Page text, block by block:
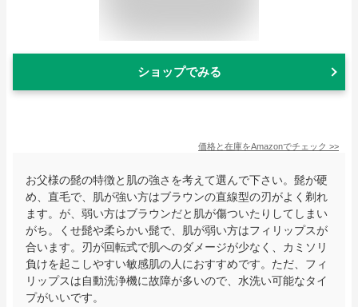
ショップでみる
価格と在庫をAmazonでチェック >>
お父様の髭の特徴と肌の強さを考えて選んで下さい。髭が硬
め、直毛で、肌が強い方はブラウンの直線型の刃がよく剃れ
ます。が、弱い方はブラウンだと肌が傷ついたりしてしまい
がち。くせ髭や柔らかい髭で、肌が弱い方はフィリップスが
合います。刃が回転式で肌へのダメージが少なく、カミソリ
負けを起こしやすい敏感肌の人におすすめです。ただ、フィ
リップスは自動洗浄機に故障が多いので、水洗い可能なタイ
プがいいです。